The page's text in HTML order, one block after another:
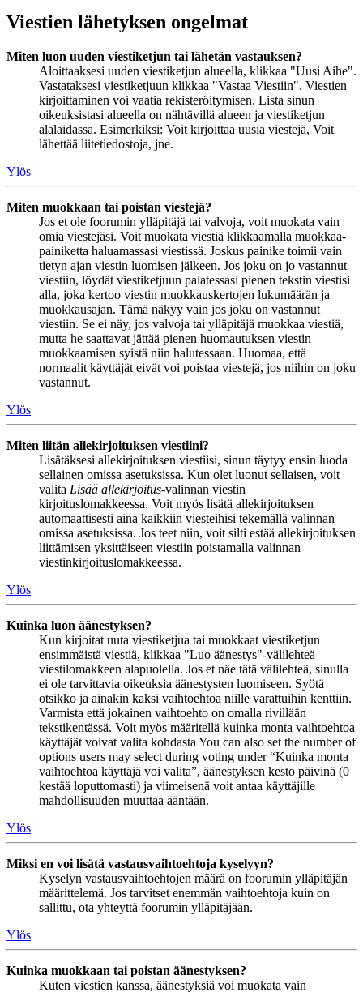
Viestien lähetyksen ongelmat
Miten luon uuden viestiketjun tai lähetän vastauksen?
Aloittaaksesi uuden viestiketjun alueella, klikkaa "Uusi Aihe".
Vastataksesi viestiketjuun klikkaa "Vastaa Viestiin". Viestien
kirjoittaminen voi vaatia rekisteröitymisen. Lista sinun
oikeuksistasi alueella on nähtävillä alueen ja viestiketjun
alalaidassa. Esimerkiksi: Voit kirjoittaa uusia viestejä, Voit
lähettää liitetiedostoja, jne.
Ylös
Miten muokkaan tai poistan viestejä?
Jos et ole foorumin ylläpitäjä tai valvoja, voit muokata vain
omia viestejäsi. Voit muokata viestiä klikkaamalla muokkaa-
painiketta haluamassasi viestissä. Joskus painike toimii vain
tietyn ajan viestin luomisen jälkeen. Jos joku on jo vastannut
viestiin, löydät viestiketjuun palatessasi pienen tekstin viestisi
alla, joka kertoo viestin muokkauskertojen lukumäärän ja
muokkausajan. Tämä näkyy vain jos joku on vastannut
viestiin. Se ei näy, jos valvoja tai ylläpitäjä muokkaa viestiä,
mutta he saattavat jättää pienen huomautuksen viestin
muokkaamisen syistä niin halutessaan. Huomaa, että
normaalit käyttäjät eivät voi poistaa viestejä, jos niihin on joku
vastannut.
Ylös
Miten liitän allekirjoituksen viestiini?
Lisätäksesi allekirjoituksen viestiisi, sinun täytyy ensin luoda
sellainen omissa asetuksissa. Kun olet luonut sellaisen, voit
valita Lisää allekirjoitus-valinnan viestin
kirjoituslomakkeessa. Voit myös lisätä allekirjoituksen
automaattisesti aina kaikkiin viesteihisi tekemällä valinnan
omissa asetuksissa. Jos teet niin, voit silti estää allekirjoituksen
liittämisen yksittäiseen viestiin poistamalla valinnan
viestinkirjoituslomakkeessa.
Ylös
Kuinka luon äänestyksen?
Kun kirjoitat uuta viestiketjua tai muokkaat viestiketjun
ensimmäistä viestiä, klikkaa "Luo äänestys"-välilehteä
viestilomakkeen alapuolella. Jos et näe tätä välilehteä, sinulla
ei ole tarvittavia oikeuksia äänestysten luomiseen. Syötä
otsikko ja ainakin kaksi vaihtoehtoa niille varattuihin kenttiin.
Varmista että jokainen vaihtoehto on omalla rivillään
tekstikentässä. Voit myös määritellä kuinka monta vaihtoehtoa
käyttäjät voivat valita kohdasta You can also set the number of
options users may select during voting under “Kuinka monta
vaihtoehtoa käyttäjä voi valita”, äänestyksen kesto päivinä (0
kestää loputtomasti) ja viimeisenä voit antaa käyttäjille
mahdollisuuden muuttaa ääntään.
Ylös
Miksi en voi lisätä vastausvaihtoehtoja kyselyyn?
Kyselyn vastausvaihtoehtojen määrä on foorumin ylläpitäjän
määrittelemä. Jos tarvitset enemmän vaihtoehtoja kuin on
sallittu, ota yhteyttä foorumin ylläpitäjään.
Ylös
Kuinka muokkaan tai poistan äänestyksen?
Kuten viestien kanssa, äänestyksiä voi muokata vain